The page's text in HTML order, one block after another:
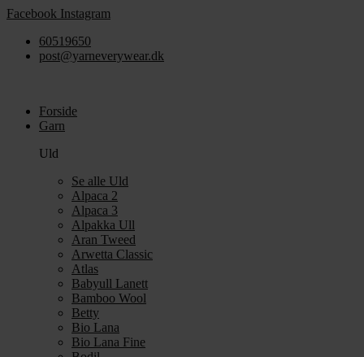
Videre
indhold
Facebook Instagram
60519650
post@yarneverywear.dk
Forside
Garn
Uld
Se alle Uld
Alpaca 2
Alpaca 3
Alpakka Ull
Aran Tweed
Arwetta Classic
Atlas
Babyull Lanett
Bamboo Wool
Betty
Bio Lana
Bio Lana Fine